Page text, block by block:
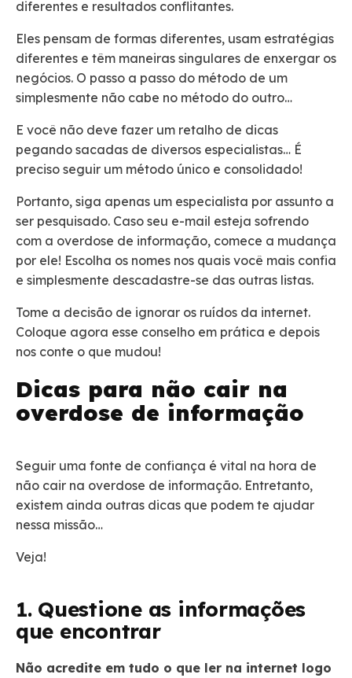
diferentes e resultados conflitantes.
Eles pensam de formas diferentes, usam estratégias
diferentes e têm maneiras singulares de enxergar os
negócios. O passo a passo do método de um
simplesmente não cabe no método do outro…
E você não deve fazer um retalho de dicas
pegando sacadas de diversos especialistas… É
preciso seguir um método único e consolidado!
Portanto, siga apenas um especialista por assunto a
ser pesquisado. Caso seu e-mail esteja sofrendo
com a overdose de informação, comece a mudança
por ele! Escolha os nomes nos quais você mais confia
e simplesmente descadastre-se das outras listas.
Tome a decisão de ignorar os ruídos da internet.
Coloque agora esse conselho em prática e depois
nos conte o que mudou!
Dicas para não cair na
overdose de informação
Seguir uma fonte de confiança é vital na hora de
não cair na overdose de informação. Entretanto,
existem ainda outras dicas que podem te ajudar
nessa missão…
Veja!
1. Questione as informações
que encontrar
Não acredite em tudo o que ler na internet logo